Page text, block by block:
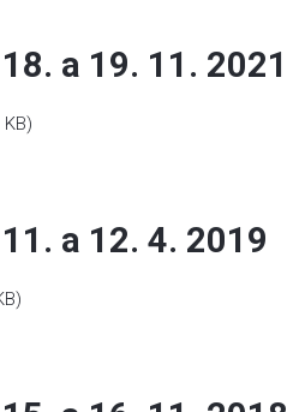
a 19. 11. 2021
a 12. 4. 2019